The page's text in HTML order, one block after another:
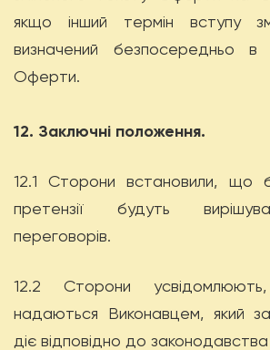
якщо інший термін вступу
визначений безпосередньо в
Оферти.
12. Заключні положення.
12.1 Сторони встановили, що
претензії будуть
переговорів.
12.2 Сторони
надаються Виконавцем, який
діє відповідно до законодавства